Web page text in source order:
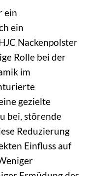
ein
ein
Nackenpolster
Rolle bei der
im
gezielte
bei, störende
Reduzierung
Einfluss auf